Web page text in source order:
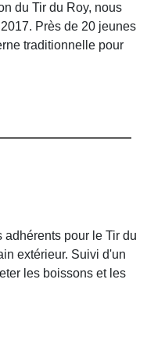
du Tir du Roy, nous
Près de 20 jeunes
traditionnelle pour
pour le Tir du
extérieur. Suivi d'un
les boissons et les